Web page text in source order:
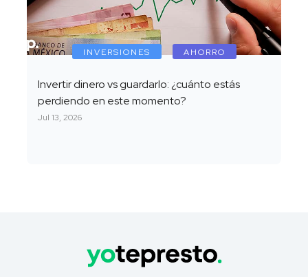
INVERSIONES AHORRO
Invertir dinero vs guardarlo: ¿cuánto estás
perdiendo en este momento?
Jul 13, 2026